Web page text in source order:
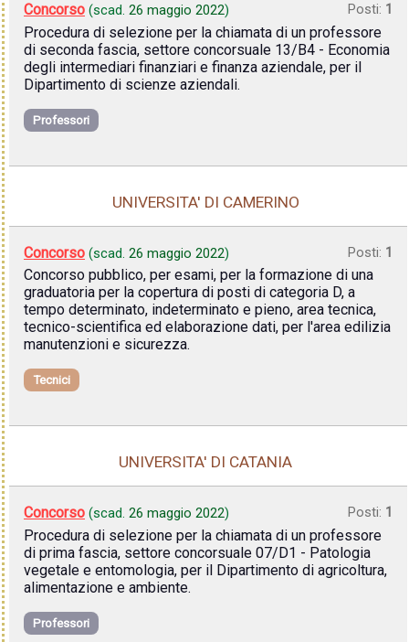
Concorso (scad. 26 maggio 2022) Posti: 1
Procedura di selezione per la chiamata di un professore
di seconda fascia, settore concorsuale 13/B4 - Economia
degli intermediari finanziari e finanza aziendale, per il
Dipartimento di scienze aziendali.
Professori
UNIVERSITA' DI CAMERINO
Concorso (scad. 26 maggio 2022) Posti: 1
Concorso pubblico, per esami, per la formazione di una
graduatoria per la copertura di posti di categoria D, a
tempo determinato, indeterminato e pieno, area tecnica,
tecnico-scientifica ed elaborazione dati, per l'area edilizia
manutenzioni e sicurezza.
Tecnici
UNIVERSITA' DI CATANIA
Concorso (scad. 26 maggio 2022) Posti: 1
Procedura di selezione per la chiamata di un professore
di prima fascia, settore concorsuale 07/D1 - Patologia
vegetale e entomologia, per il Dipartimento di agricoltura,
alimentazione e ambiente.
Professori